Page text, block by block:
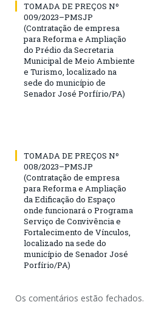
TOMADA DE PREÇOS Nº
009/2023–PMSJP
(Contratação de empresa
para Reforma e Ampliação
do Prédio da Secretaria
Municipal de Meio Ambiente
e Turismo, localizado na
sede do município de
Senador José Porfírio/PA)
TOMADA DE PREÇOS Nº
008/2023–PMSJP
(Contratação de empresa
para Reforma e Ampliação
da Edificação do Espaço
onde funcionará o Programa
Serviço de Convivência e
Fortalecimento de Vínculos,
localizado na sede do
município de Senador José
Porfírio/PA)
Os comentários estão fechados.